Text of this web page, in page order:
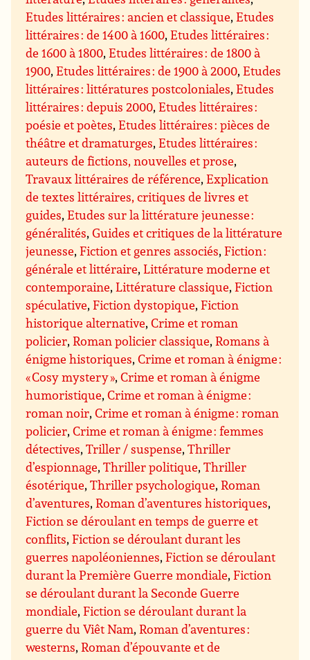
Etudes littéraires : ancien et classique,Etudes
littéraires : de 1400 à 1600,Etudes littéraires :
de 1600 à 1800,Etudes littéraires : de 1800 à
1900,Etudes littéraires : de 1900 à 2000,Etudes
littéraires : littératures postcoloniales,Etudes
littéraires : depuis 2000,Etudes littéraires :
poésie et poètes,Etudes littéraires : pièces de
théâtre et dramaturges,Etudes littéraires :
auteurs de fictions, nouvelles et prose,
Travaux littéraires de référence,Explication
de textes littéraires, critiques de livres et
guides,Etudes sur la littérature jeunesse :
généralités,Guides et critiques de la littérature
jeunesse,Fiction et genres associés,Fiction :
générale et littéraire,Littérature moderne et
contemporaine,Littérature classique,Fiction
spéculative,Fiction dystopique,Fiction
historique alternative,Crime et roman
policier,Roman policier classique,Romans à
énigme historiques,Crime et roman à énigme :
« Cosy mystery »,Crime et roman à énigme
humoristique,Crime et roman à énigme :
roman noir,Crime et roman à énigme : roman
policier,Crime et roman à énigme : femmes
détectives,Triller / suspense,Thriller
d’espionnage,Thriller politique,Thriller
ésotérique,Thriller psychologique,Roman
d’aventures,Roman d’aventures historiques,
Fiction se déroulant en temps de guerre et
conflits,Fiction se déroulant durant les
guerres napoléoniennes,Fiction se déroulant
durant la Première Guerre mondiale,Fiction
se déroulant durant la Seconde Guerre
mondiale,Fiction se déroulant durant la
guerre du Viêt Nam,Roman d’aventures :
westerns,Roman d’épouvante et de